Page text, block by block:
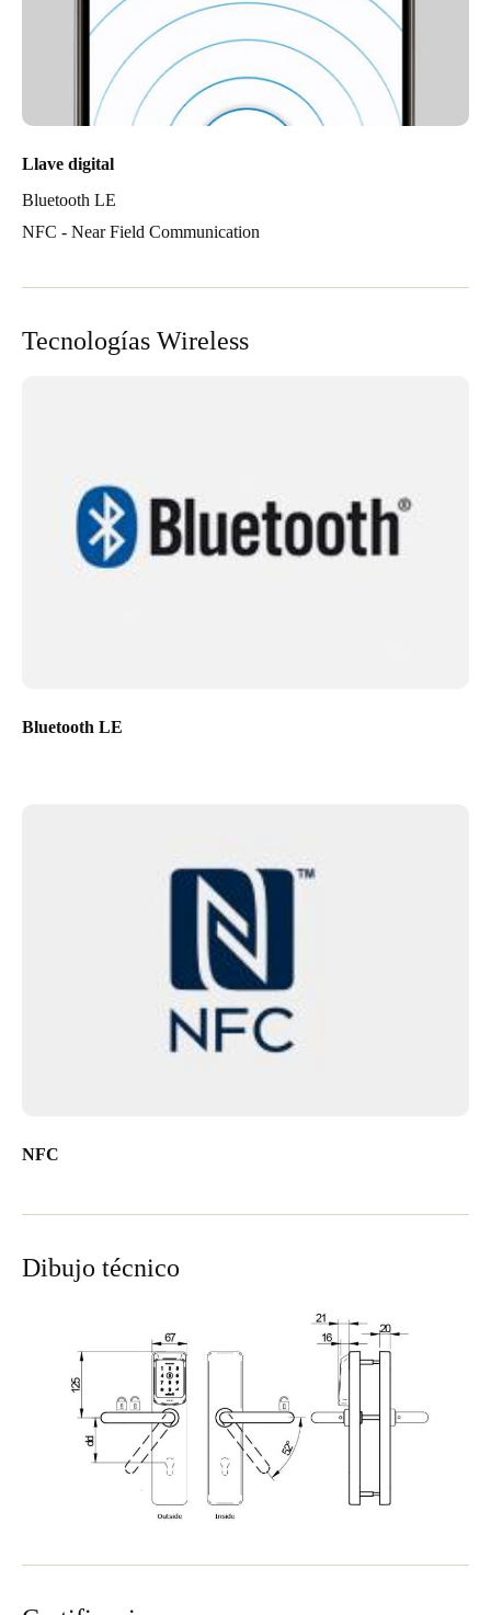
Llave digital
Bluetooth LE
NFC - Near Field Communication
Tecnologías Wireless
Bluetooth LE
NFC
Dibujo técnico